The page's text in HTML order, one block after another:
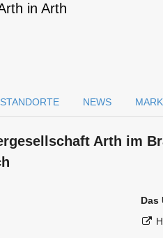
in Arth
STANDORTE NEWS
Arth im
Das